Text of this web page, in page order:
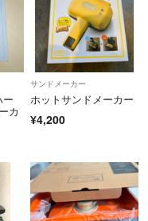
ー
カ
サンドメーカー
ホットサンドメーカー
¥4,200